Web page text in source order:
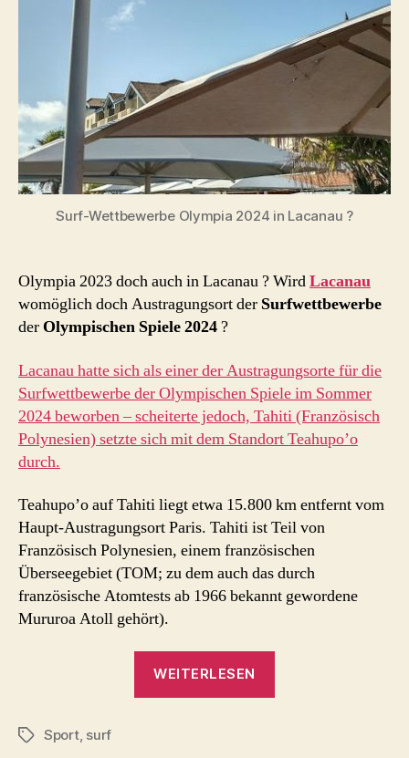
Surf-Wettbewerbe Olympia 2024 in Lacanau ?
Olympia 2023 doch auch in Lacanau ? WirdLacanau
womöglich doch Austragungsort der Surfwettbewerbe
der Olympischen Spiele 2024 ?
Lacanau hatte sich als einer der Austragungsorte für die
Surfwettbewerbe der Olympischen Spiele im Sommer
2024 beworben – scheiterte jedoch, Tahiti (Französisch
Polynesien) setzte sich mit dem Standort Teahupo’o
durch.
Teahupo’o auf Tahiti liegt etwa 15.800 km entfernt vom
Haupt-Austragungsort Paris. Tahiti ist Teil von
Französisch Polynesien, einem französischen
Überseegebiet (TOM; zu dem auch das durch
französische Atomtests ab 1966 bekannt gewordene
Mururoa Atoll gehört).
WEITERLESEN
Schlagwörter
Sport, surf